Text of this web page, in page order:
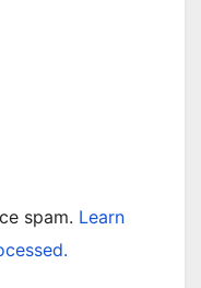
spam. Learn